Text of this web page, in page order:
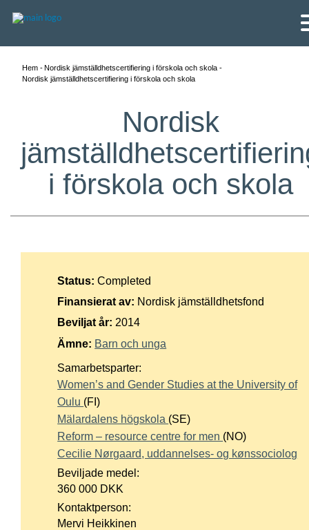
Skandinaviska
Suomi
Íslenska
Hem
Nordisk jämställdhetscertifiering i förskola och skola
Nordisk jämställdhetscertifiering i förskola och skola
Nordisk
i förskola och skola
Status: Completed
Finansierat av: Nordisk jämställdhetsfond
Beviljat år: 2014
Ämne: Barn och unga
Samarbetsparter:
Women’s and Gender Studies at the University of
Oulu (FI)
Mälardalens högskola (SE)
Reform – resource centre for men (NO)
Cecilie Nørgaard, uddannelses- og kønssociolog
Beviljade medel:
360 000 DKK
Kontaktperson:
Mervi Heikkinen